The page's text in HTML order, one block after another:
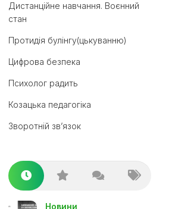
Дистанційне навчання. Воєнний
стан
Протидія булінгу(цькуванню)
Цифрова безпека
Психолог радить
Козацька педагогіка
Зворотній зв’язок
Новини